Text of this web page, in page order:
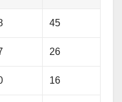
45
26
16